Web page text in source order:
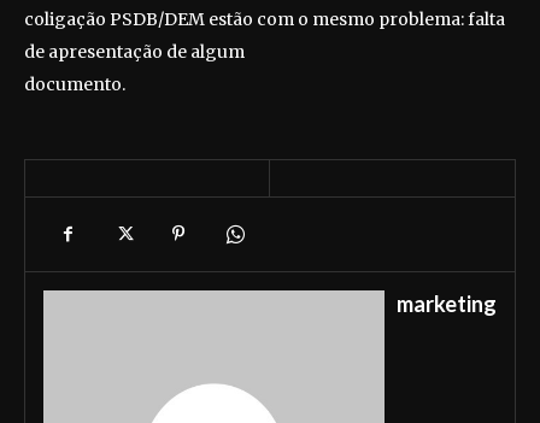
coligação PSDB/DEM estão com o mesmo problema: falta
de apresentação de algum
documento.
marketing